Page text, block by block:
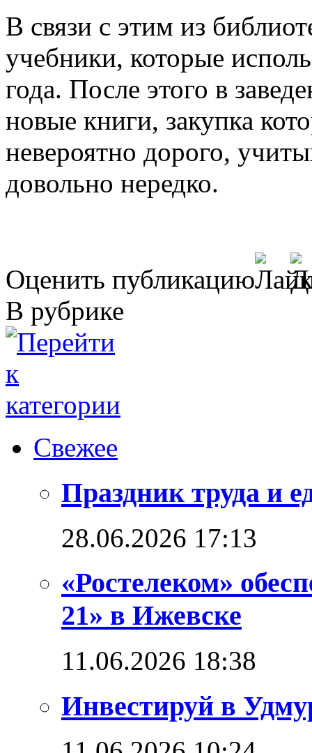
В связи с этим из
учебники, которые
года. После этого в
новые книги, закупка
невероятно дорого,
довольно нередко.
Оценить публикацию
В рубрике
Свежее
Праздник труда и
28.06.2026 17:13
«Ростелеком»
21» в Ижевске
11.06.2026 18:38
Инвестируй в